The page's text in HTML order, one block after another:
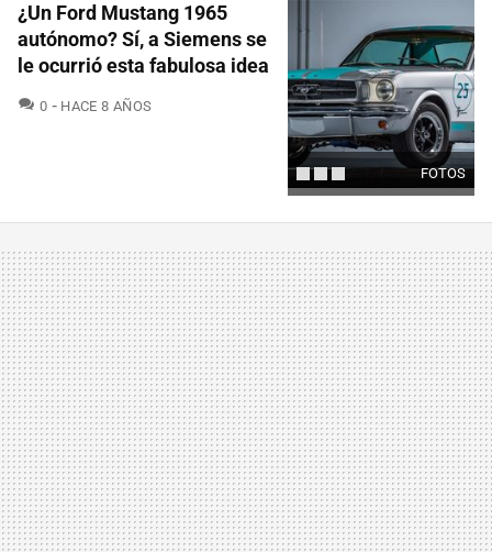
FOTOS
¿Un Ford Mustang 1965
autónomo? Sí, a Siemens se
le ocurrió esta fabulosa idea
0 COMENTARIOS
HACE 8 AÑOS